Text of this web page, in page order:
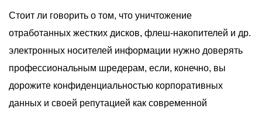
Стоит ли говорить о том, что уничтожение
отработанных жестких дисков, флеш-накопителей и др.
электронных носителей информации нужно доверять
профессиональным шредерам, если, конечно, вы
дорожите конфиденциальностью корпоративных
данных и своей репутацией как современной